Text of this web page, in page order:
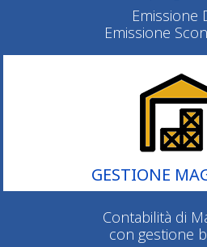
Emissione
Emissione
GESTIONE
Contabilità di
con gestione